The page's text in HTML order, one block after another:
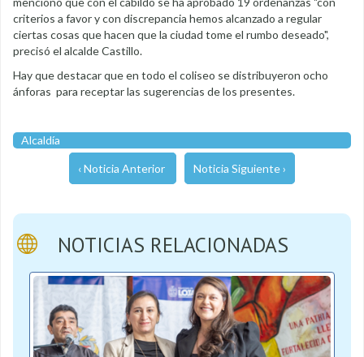
criterios a favor y con discrepancia hemos alcanzado a regular
ciertas cosas que hacen que la ciudad tome el rumbo deseado",
precisó el alcalde Castillo.
Hay que destacar que en todo el coliseo se distribuyeron ocho
ánforas para receptar las sugerencias de los presentes.
Alcaldía
‹ Noticia Anterior Noticia Siguiente ›
NOTICIAS RELACIONADAS